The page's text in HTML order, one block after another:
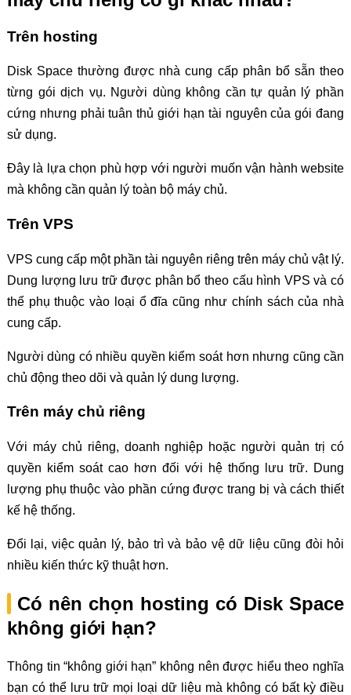
Trên hosting
Disk Space thường được nhà cung cấp phân bổ sẵn theo
từng gói dịch vụ. Người dùng không cần tự quản lý phần
cứng nhưng phải tuân thủ giới hạn tài nguyên của gói đang
sử dụng.
Đây là lựa chọn phù hợp với người muốn vận hành website
mà không cần quản lý toàn bộ máy chủ.
Trên VPS
VPS cung cấp một phần tài nguyên riêng trên máy chủ vật lý.
Dung lượng lưu trữ được phân bổ theo cấu hình VPS và có
thể phụ thuộc vào loại ổ đĩa cũng như chính sách của nhà
cung cấp.
Người dùng có nhiều quyền kiểm soát hơn nhưng cũng cần
chủ động theo dõi và quản lý dung lượng.
Trên máy chủ riêng
Với máy chủ riêng, doanh nghiệp hoặc người quản trị có
quyền kiểm soát cao hơn đối với hệ thống lưu trữ. Dung
lượng phụ thuộc vào phần cứng được trang bị và cách thiết
kế hệ thống.
Đổi lại, việc quản lý, bảo trì và bảo vệ dữ liệu cũng đòi hỏi
nhiều kiến thức kỹ thuật hơn.
Có nên chọn hosting có Disk Space
không giới hạn?
Thông tin “không giới hạn” không nên được hiểu theo nghĩa
bạn có thể lưu trữ mọi loại dữ liệu mà không có bất kỳ điều